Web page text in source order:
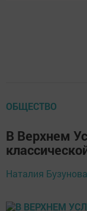
ОБЩЕСТВО
В Верхнем
Наталия